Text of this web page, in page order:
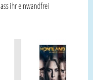
ihr einwandfrei